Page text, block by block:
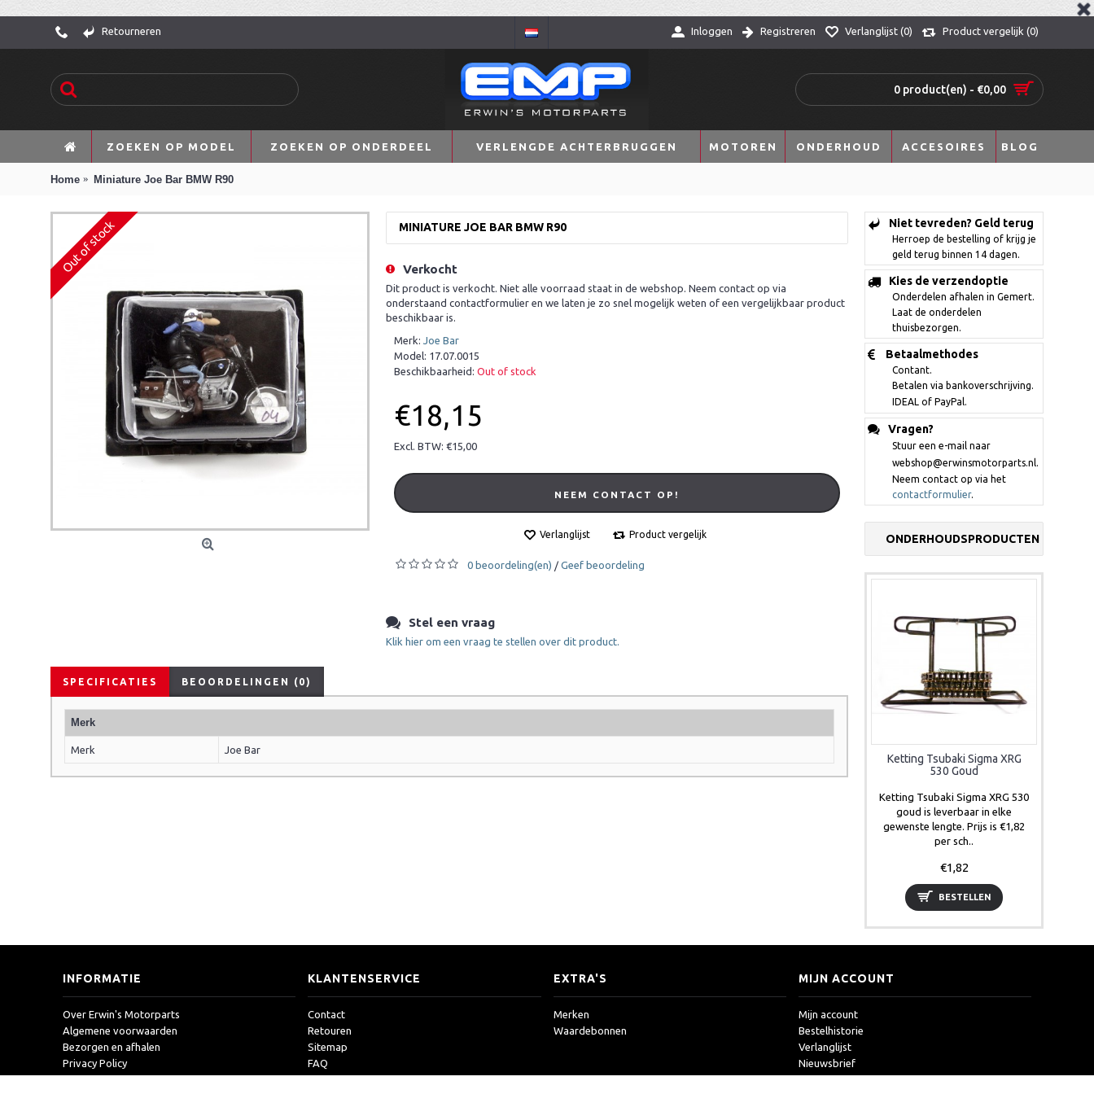
Retourneren Inloggen Registreren Verlanglijst (0) Product vergelijk (0)
0 product(en) - €0,00
ZOEKEN OP MODEL ZOEKEN OP ONDERDEEL VERLENGDE ACHTERBRUGGEN MOTOREN ONDERHOUD ACCESOIRES BLOG
Home Miniature Joe Bar BMW R90
Niet tevreden? Geld terug
Herroep de bestelling of krijg je
geld terug binnen 14 dagen.
Kies de verzendoptie
Onderdelen afhalen in Gemert.
Laat de onderdelen
thuisbezorgen.
Betaalmethodes
Contant.
Betalen via bankoverschrijving.
IDEAL of PayPal.
Vragen?
Stuur een e-mail naar
webshop@erwinsmotorparts.nl.
Neem contact op via het
contactformulier.
ONDERHOUDSPRODUCTEN
Ketting Tsubaki Sigma XRG
530 Goud
Ketting Tsubaki Sigma XRG 530
goud is leverbaar in elke
gewenste lengte. Prijs is €1,82
per sch..
€1,82
BESTELLEN
Out of stock MINIATURE JOE BAR BMW R90
Verkocht
Dit product is verkocht. Niet alle voorraad staat in de webshop. Neem contact op via
onderstaand contactformulier en we laten je zo snel mogelijk weten of een vergelijkbaar product
beschikbaar is.
Merk: Joe Bar
Model: 17.07.0015
Beschikbaarheid: Out of stock
€18,15
Excl. BTW: €15,00
NEEM CONTACT OP!
Verlanglijst Product vergelijk
0 beoordeling(en) / Geef beoordeling
Stel een vraag
Klik hier om een vraag te stellen over dit product.
SPECIFICATIES BEOORDELINGEN (0)
Merk
Merk Joe Bar
INFORMATIE
Over Erwin's Motorparts
Algemene voorwaarden
Bezorgen en afhalen
Privacy Policy
KLANTENSERVICE
Contact
Retouren
Sitemap
FAQ
EXTRA'S
Merken
Waardebonnen
MIJN ACCOUNT
Mijn account
Bestelhistorie
Verlanglijst
Nieuwsbrief